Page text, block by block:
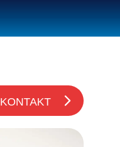
KONTAKT